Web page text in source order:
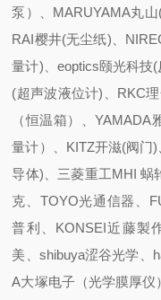
泵）、MARUYAMA丸
RAI樱井(无尘纸)、
量计)、eoptics颐光科技
(超声波液位计)、RKC
（恒温箱）、
量计）、KITZ开滋(阀门
导体)、三菱重工MHI 蜗
克、TOYO光通信器、
普利、KONSEI近藤製
美、shibuya涩谷光学、
A大塚电子（光学膜厚